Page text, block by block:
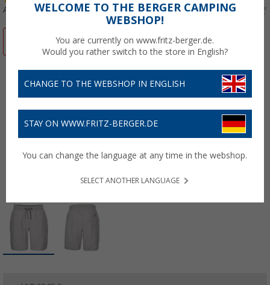
Art.-Nr.: 32093940
WELCOME TO THE BERGER CAMPING
WEBSHOP!
You are currently on www.fritz-berger.de.
Would you rather switch to the store in English?
CHANGE TO THE WEBSHOP IN ENGLISH
STAY ON WWW.FRITZ-BERGER.DE
You can change the language at any time in the webshop.
SELECT ANOTHER LANGUAGE